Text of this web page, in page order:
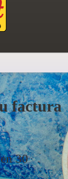
factura
30